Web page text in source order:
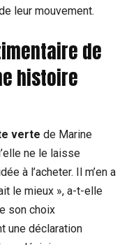
leur mouvement.
de
histoire
verte de Marine
ne le laisse
à l’acheter. Il m’en a
le mieux », a-t-elle
son choix
une déclaration